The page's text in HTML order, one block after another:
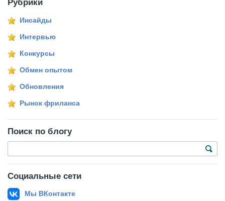
Рубрики
Инсайды
Интервью
Конкурсы
Обмен опытом
Обновления
Рынок фриланса
Поиск по блогу
Социальные сети
Мы ВКонтакте